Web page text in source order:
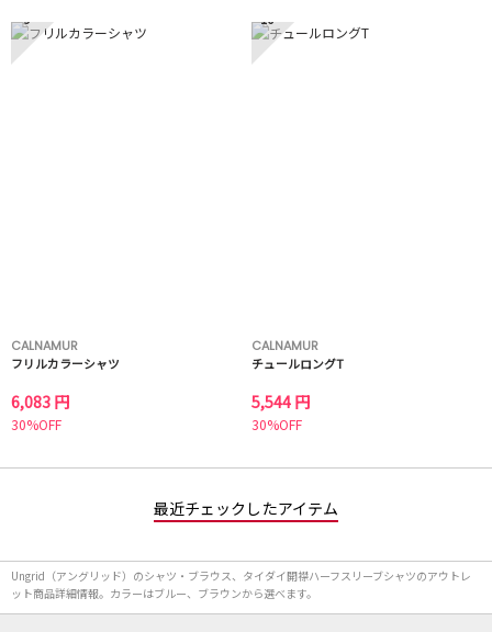
9
CALNAMUR
フリルカラーシャツ
6,083 円
30%OFF
10
CALNAMUR
チュールロングT
5,544 円
30%OFF
最近チェックしたアイテム
Ungrid（アングリッド）のシャツ・ブラウス、タイダイ開襟ハーフスリーブシャツのアウトレ
ット商品詳細情報。カラーはブルー、ブラウンから選べます。